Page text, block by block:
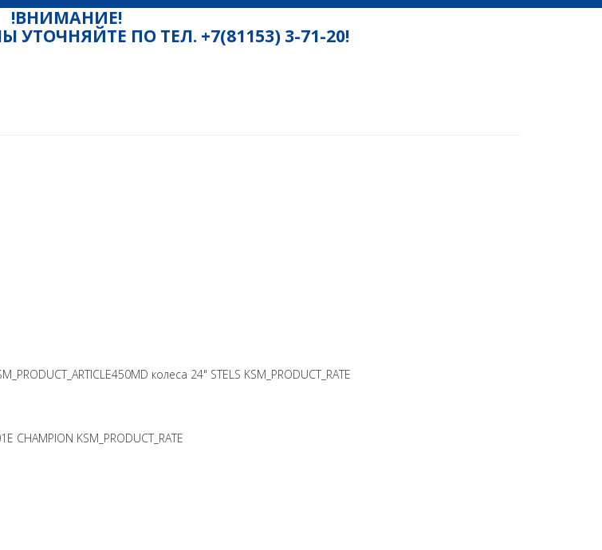
!ВНИМАНИЕ!
ПО ТЕЛ. +7(81153) 3-71-20!
колеса 24" STELS KSM_PRODUCT_RATE
CHAMPION KSM_PRODUCT_RATE